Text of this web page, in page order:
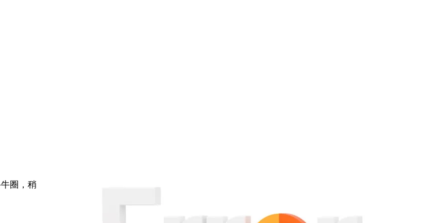
圈，稍